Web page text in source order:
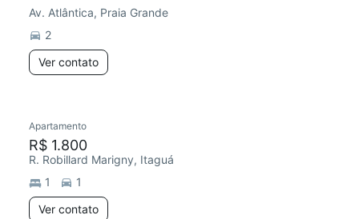
Av. Atlântica, Praia Grande
2
Ver contato
Apartamento
R$ 1.800
R. Robillard Marigny, Itaguá
1
1
Ver contato